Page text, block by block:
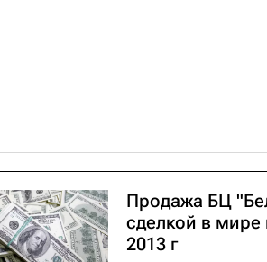
Продажа БЦ
сделкой в мире
2013 г